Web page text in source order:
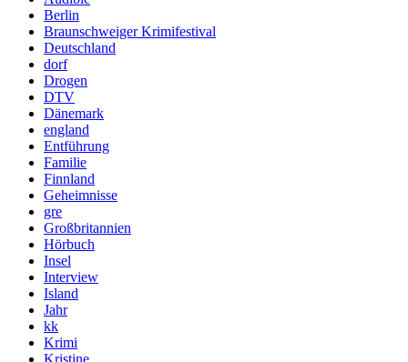
Berlin
Braunschweiger Krimifestival
Deutschland
dorf
Drogen
DTV
Dänemark
england
Entführung
Familie
Finnland
Geheimnisse
gre
Großbritannien
Hörbuch
Insel
Interview
Island
Jahr
kk
Krimi
Kristine